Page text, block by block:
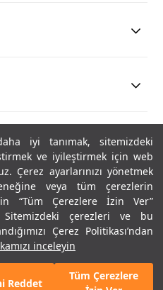
iyi tanımak, sitemizdeki
ve iyileştirmek için web
Çerez ayarlarınızı yönetmek
veya tüm çerezlerin
“Tüm Çerezlere İzin Ver”
Sitemizdeki çerezleri ve bu
Çerez Politikası’ndan
inceleyin
Reddet
Tüm Çerezlere
Tüm hakları saklıdır.